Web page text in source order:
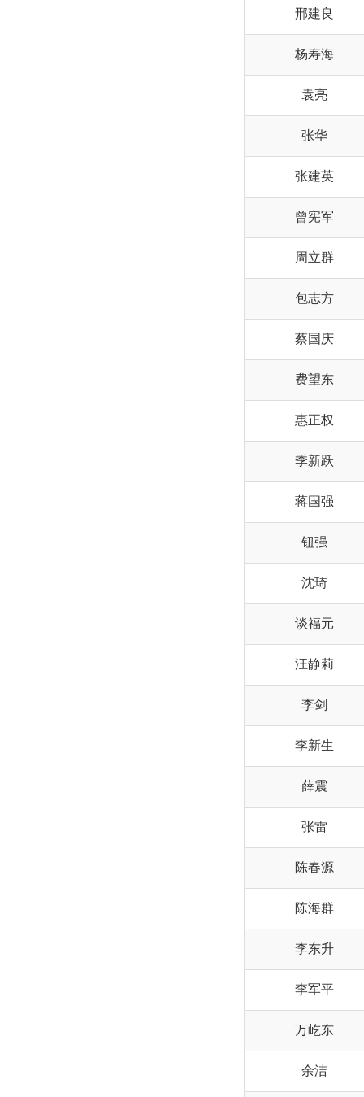
邢建良
杨寿海
袁亮
张华
张建英
曾宪军
周立群
包志方
蔡国庆
费望东
惠正权
季新跃
蒋国强
钮强
沈琦
谈福元
汪静莉
李剑
李新生
薛震
张雷
陈春源
陈海群
李东升
李军平
万屹东
余洁